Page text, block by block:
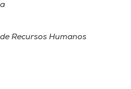
Recursos Humanos